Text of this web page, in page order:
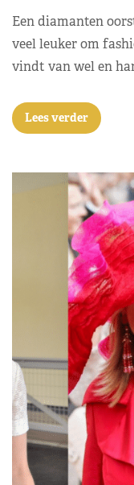
Een diamanten
veel leuker om
vindt van wel en
Lees verder